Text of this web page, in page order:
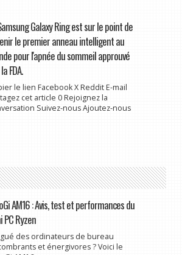
Galaxy Ring est sur le point de
le premier anneau intelligent au
pour l'apnée du sommeil approuvé
FDA.
le lien Facebook X Reddit E-mail
cet article 0 Rejoignez la
Suivez-nous Ajoutez-nous
AM16 : Avis, test et performances du
PC Ryzen
des ordinateurs de bureau
et énergivores ? Voici le